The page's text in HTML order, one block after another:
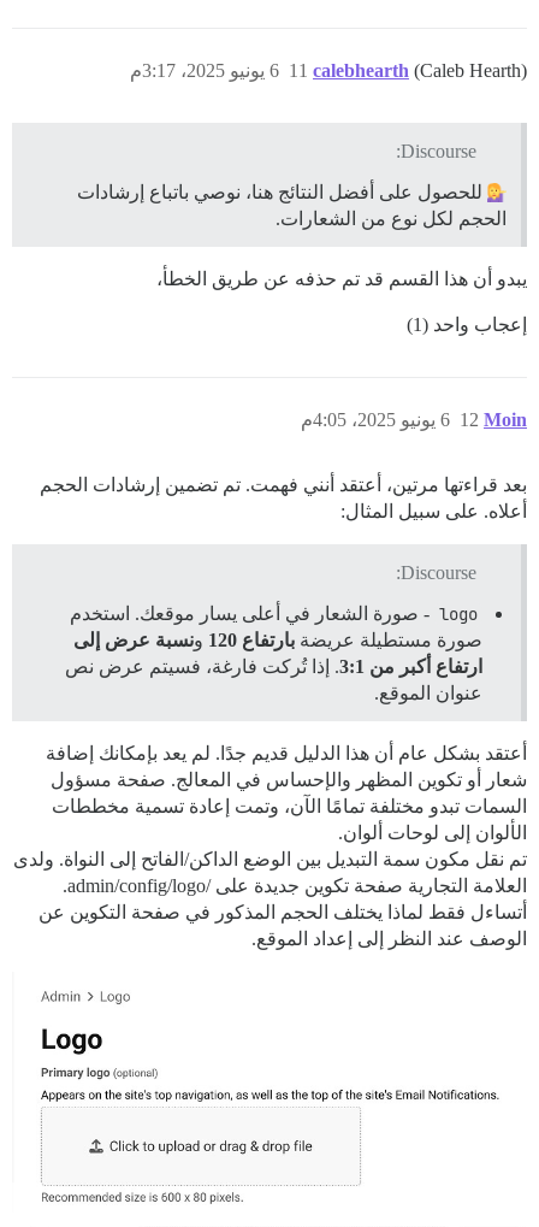
calebhearth (Caleb Hearth) 6 يونيو 2025، 3:17م 11
Discourse:
للحصول على أفضل النتائج هنا، نوصي باتباع إرشادات
الحجم لكل نوع من الشعارات.
يبدو أن هذا القسم قد تم حذفه عن طريق الخطأ،
إعجاب واحد (1)
Moin 6 يونيو 2025، 4:05م 12
بعد قراءتها مرتين، أعتقد أنني فهمت. تم تضمين إرشادات الحجم
أعلاه. على سبيل المثال:
Discourse:
logo - صورة الشعار في أعلى يسار موقعك. استخدم
صورة مستطيلة عريضة بارتفاع 120 ونسبة عرض إلى
ارتفاع أكبر من 3:1
. إذا تُركت فارغة، فسيتم عرض نص
عنوان الموقع.
أعتقد بشكل عام أن هذا الدليل قديم جدًا. لم يعد بإمكانك إضافة
شعار أو تكوين المظهر والإحساس في المعالج. صفحة مسؤول
السمات تبدو مختلفة تمامًا الآن، وتمت إعادة تسمية مخططات
الألوان إلى لوحات ألوان.
تم نقل مكون سمة التبديل بين الوضع الداكن/الفاتح إلى النواة. ولدى
العلامة التجارية صفحة تكوين جديدة على /admin/config/logo.
أتساءل فقط لماذا يختلف الحجم المذكور في صفحة التكوين عن
الوصف عند النظر إلى إعداد الموقع.